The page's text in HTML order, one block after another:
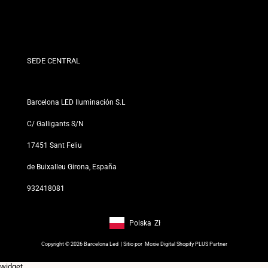
Nasze Sklepy
SEDE CENTRAL
Barcelona LED Iluminación S.L
C/ Galligants S/N
17451 Sant Feliu
de Buixalleu Girona, España
932418081
Footer: Polska, Zł
Polska Zł
Copyright © 2026 Barcelona Led | Sitio por Moxie Digital Shopify PLUS Partner